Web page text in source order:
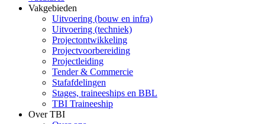
Vakgebieden
Uitvoering (bouw en infra)
Uitvoering (techniek)
Projectontwikkeling
Projectvoorbereiding
Projectleiding
Tender & Commercie
Stafafdelingen
Stages, traineeships en BBL
TBI Traineeship
Over TBI